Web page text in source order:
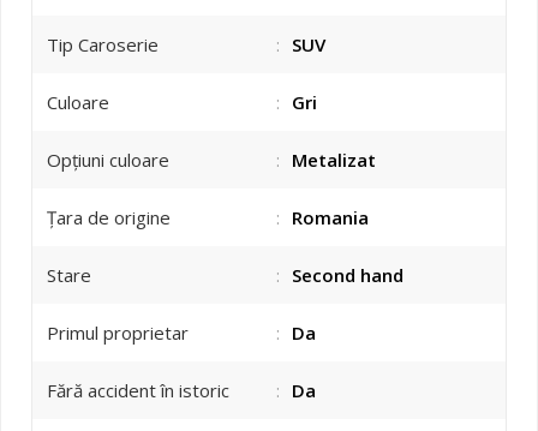
Tip Caroserie : SUV
Culoare : Gri
Opțiuni culoare : Metalizat
Țara de origine : Romania
Stare : Second hand
Primul proprietar : Da
Fără accident în istoric : Da